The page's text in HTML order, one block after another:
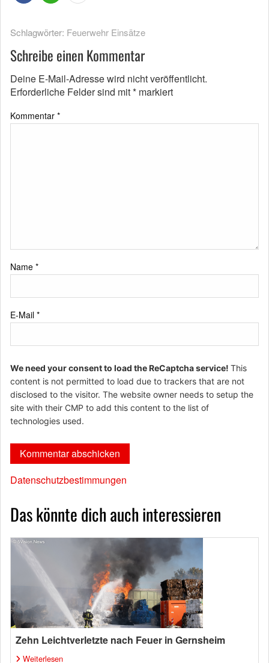
Schlagwörter: Feuerwehr Einsätze
Schreibe einen Kommentar
Deine E-Mail-Adresse wird nicht veröffentlicht.
Erforderliche Felder sind mit* markiert
Kommentar *
Name *
E-Mail *
We need your consent to load the ReCaptcha service! This
content is not permitted to load due to trackers that are not
disclosed to the visitor. The website owner needs to setup the
site with their CMP to add this content to the list of
technologies used.
Datenschutzbestimmungen
Das könnte dich auch interessieren
Zehn Leichtverletzte nach Feuer in Gernsheim
Weiterlesen